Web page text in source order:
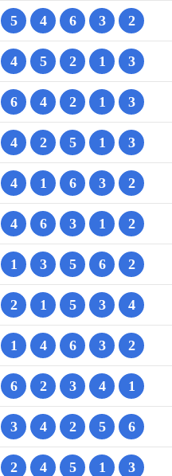
5 4 6 3 2
4 5 2 1 3
6 4 2 1 3
4 2 5 1 3
4 1 6 3 2
4 6 3 1 2
1 3 5 6 2
2 1 5 3 4
1 4 6 3 2
6 2 3 4 1
3 4 2 5 6
2 4 5 1 3